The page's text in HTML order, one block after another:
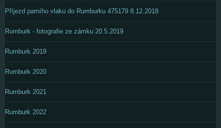
Příjezd parního vlaku do Rumburku 475179 8.12.2018
Rumburk - fotografie ze zámku 20.5.2019
Rumburk 2019
Rumburk 2020
Rumburk 2021
Rumburk 2022